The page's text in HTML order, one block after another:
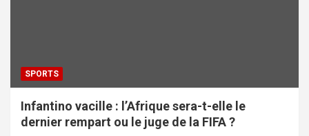
SPORTS
Infantino vacille : l’Afrique sera-t-elle le
dernier rempart ou le juge de la FIFA ?